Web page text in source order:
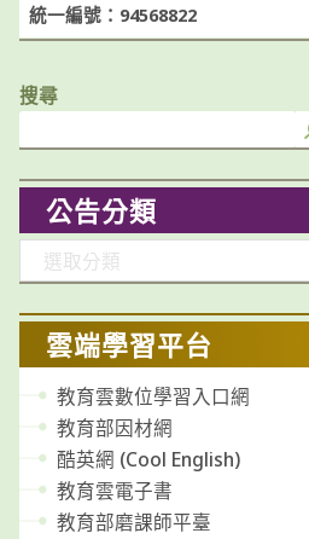
統一編號：94568822
搜尋
公告分類
類
雲端學習平台
教育雲數位學習入口網
教育部因材網
酷英網 (Cool English)
教育雲電子書
教育部磨課師平臺